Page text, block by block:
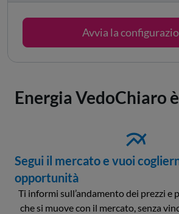
Avvia la
Energia VedoChiaro
Segui il mercato e vuoi
opportunità
Ti informi sull’andamento dei prezzi e
che si muove con il mercato, senza